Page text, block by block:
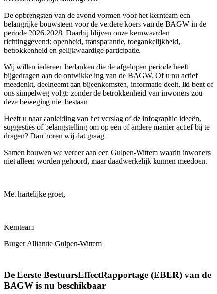
De opbrengsten van de avond vormen voor het kernteam een
belangrijke bouwsteen voor de verdere koers van de BAGW in de
periode 2026-2028. Daarbij blijven onze kernwaarden
richtinggevend: openheid, transparantie, toegankelijkheid,
betrokkenheid en gelijkwaardige participatie.
Wij willen iedereen bedanken die de afgelopen periode heeft
bijgedragen aan de ontwikkeling van de BAGW. Of u nu actief
meedenkt, deelneemt aan bijeenkomsten, informatie deelt, lid bent of
ons simpelweg volgt: zonder de betrokkenheid van inwoners zou
deze beweging niet bestaan.
Heeft u naar aanleiding van het verslag of de infographic ideeën,
suggesties of belangstelling om op een of andere manier actief bij te
dragen? Dan horen wij dat graag.
Samen bouwen we verder aan een Gulpen-Wittem waarin inwoners
niet alleen worden gehoord, maar daadwerkelijk kunnen meedoen.
Met hartelijke groet,
Kernteam
Burger Alliantie Gulpen-Wittem
De Eerste BestuursEffectRapportage (EBER) van de
BAGW is nu beschikbaar